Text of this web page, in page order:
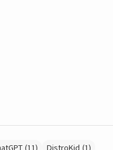
(11) DistroKid (1)